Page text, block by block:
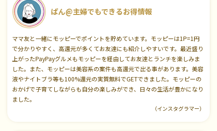
ぱん@主婦でもできるお得情報
ママ友と一緒にモッピーでポイントを貯めています。モッピーは1P=1円
で分かりやすく、高還元が多くてお友達にも紹介しやすいです。最近盛り
上がったPayPayグルメもモッピーを経由してお友達とランチを楽しみま
した。また、モッピーは美容系の案件も高還元で出る事があります。美容
液やナイトブラ等も100%還元の実質無料でGETできました。モッピーの
おかげで子育てしながらも自分の楽しみができ、日々の生活が豊かになり
ました。
（インスタグラマー）